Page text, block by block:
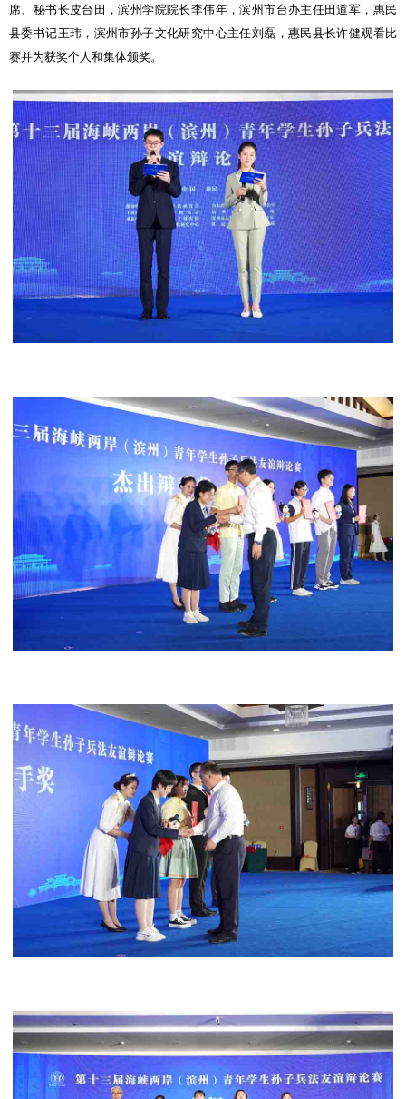
席、秘书长皮台田，滨州学院院长李伟年，滨州市台办主任田道军，惠民
县委书记王玮，滨州市孙子文化研究中心主任刘磊，惠民县长许健观看比
赛并为获奖个人和集体颁奖。